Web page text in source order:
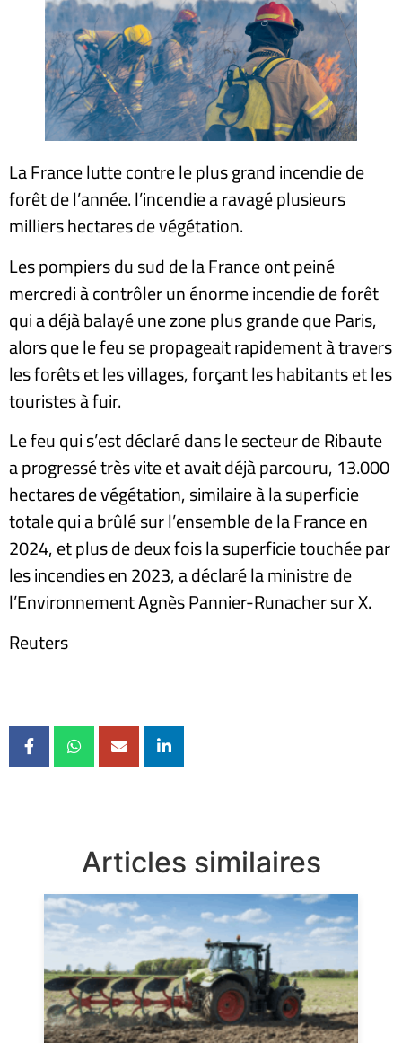
La France lutte contre le plus grand incendie de
forêt de l’année. l’incendie a ravagé plusieurs
milliers hectares de végétation.
Les pompiers du sud de la France ont peiné
mercredi à contrôler un énorme incendie de forêt
qui a déjà balayé une zone plus grande que Paris,
alors que le feu se propageait rapidement à travers
les forêts et les villages, forçant les habitants et les
touristes à fuir.
Le feu qui s’est déclaré dans le secteur de Ribaute
a progressé très vite et avait déjà parcouru, 13.000
hectares de végétation, similaire à la superficie
totale qui a brûlé sur l’ensemble de la France en
2024, et plus de deux fois la superficie touchée par
les incendies en 2023, a déclaré la ministre de
l’Environnement Agnès Pannier-Runacher sur X.
Reuters
Articles similaires